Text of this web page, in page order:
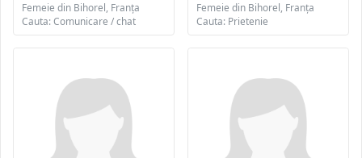
Femeie din Bihorel, Franța
Cauta: Comunicare / chat
Femeie din Bihorel, Franța
Cauta: Prietenie